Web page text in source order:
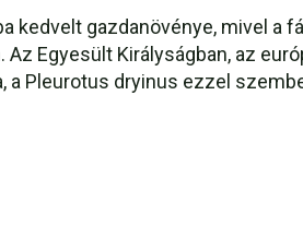
kedvelt gazdanövénye, mivel a
Egyesült Királyságban, az
Pleurotus dryinus ezzel